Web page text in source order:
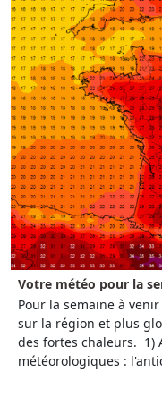
Votre météo pour la
Pour la semaine à
sur la région et plus
des fortes chaleurs. 1)
météorologiques :